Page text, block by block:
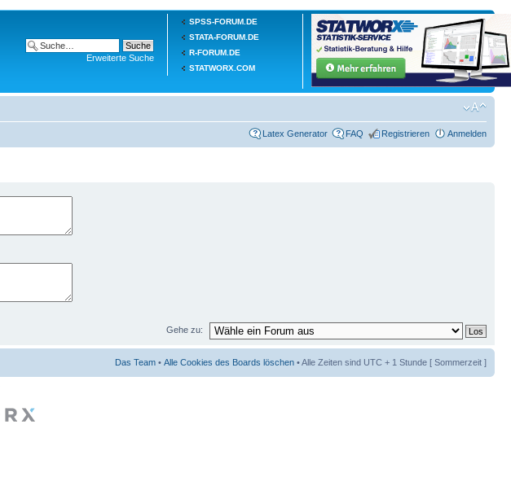
SPSS-FORUM.DE
STATA-FORUM.DE
R-FORUM.DE
STATWORX.COM
Erweiterte Suche
Latex Generator FAQ Registrieren Anmelden
Gehe zu:
Das Team • Alle Cookies des Boards löschen • Alle Zeiten sind UTC + 1 Stunde [ Sommerzeit ]